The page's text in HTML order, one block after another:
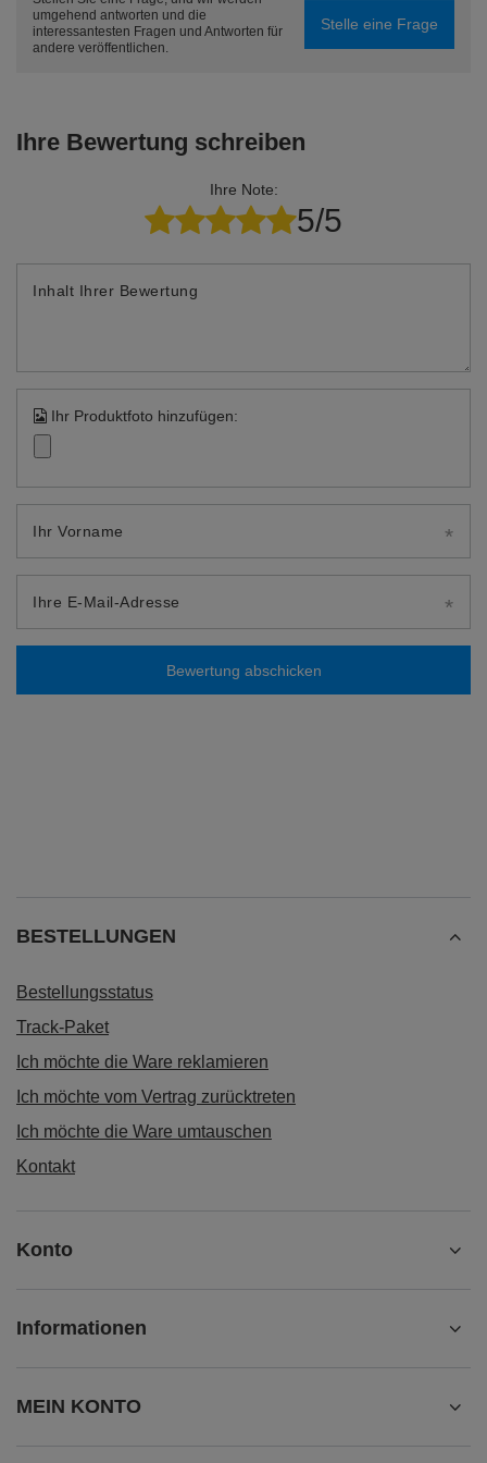
umgehend antworten und die
interessantesten Fragen und Antworten für
andere veröffentlichen.
Stelle eine Frage
Ihre Bewertung schreiben
Ihre Note:
5/5
Inhalt Ihrer Bewertung
Ihr Produktfoto hinzufügen:
Ihr Vorname
Ihre E-Mail-Adresse
Bewertung abschicken
BESTELLUNGEN
Bestellungsstatus
Track-Paket
Ich möchte die Ware reklamieren
Ich möchte vom Vertrag zurücktreten
Ich möchte die Ware umtauschen
Kontakt
Konto
Informationen
MEIN KONTO